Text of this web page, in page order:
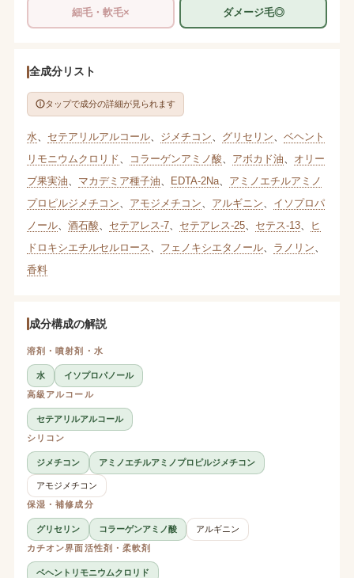
細毛・軟毛× ダメージ毛◎
全成分リスト
タップで成分の詳細が見られます
水 セテアリルアルコール、 ジメチコン グリセリン
ベヘント
リモニウムクロリド
コラーゲンアミノ酸 アボカド油
オリー
ブ果実油
マカデミア種子油 EDTA-2Na、 アミノエチルアミノ
プロピルジメチコン
アモジメチコン アルギニン
イソプロパ
ノール、 酒石酸 セテアレス-7、 セテアレス-25、 セテス-13、
ヒ
ドロキシエチルセルロース
フェノキシエタノール、 ラノリン
香料
成分構成の解説
溶剤・噴射剤・水
水
イソプロパノール
高級アルコール
セテアリルアルコール
シリコン
ジメチコン アミノエチルアミノプロピルジメチコン
アモジメチコン
保湿・補修成分
グリセリン コラーゲンアミノ酸
アルギニン
カチオン界面活性剤・柔軟剤
ベヘントリモニウムクロリド